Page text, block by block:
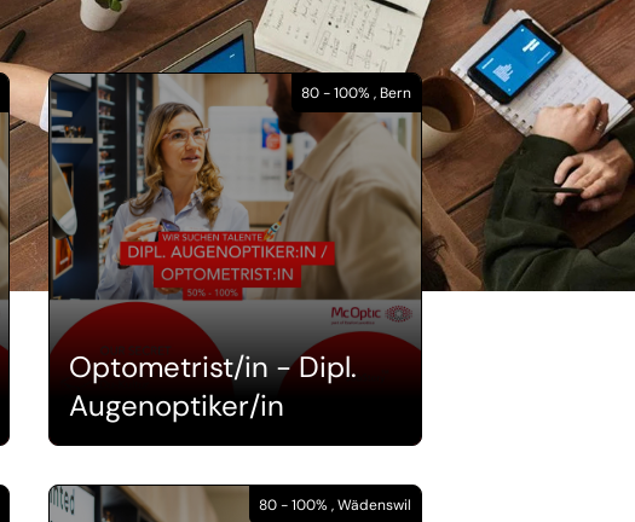
80 - 100% , Bern
Optometrist/in - Dipl.
Augenoptiker/in
80 - 100% , Wädenswil